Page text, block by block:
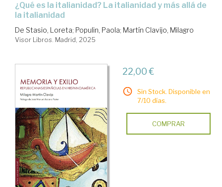
¿Qué es la italianidad? La italianidad y más allá de
la italianidad
De Stasio, Loreta; Populin, Paola; Martín Clavijo, Milagro
Visor Libros. Madrid, 2025
22,00 €
Sin Stock. Disponible en
7/10 días.
COMPRAR